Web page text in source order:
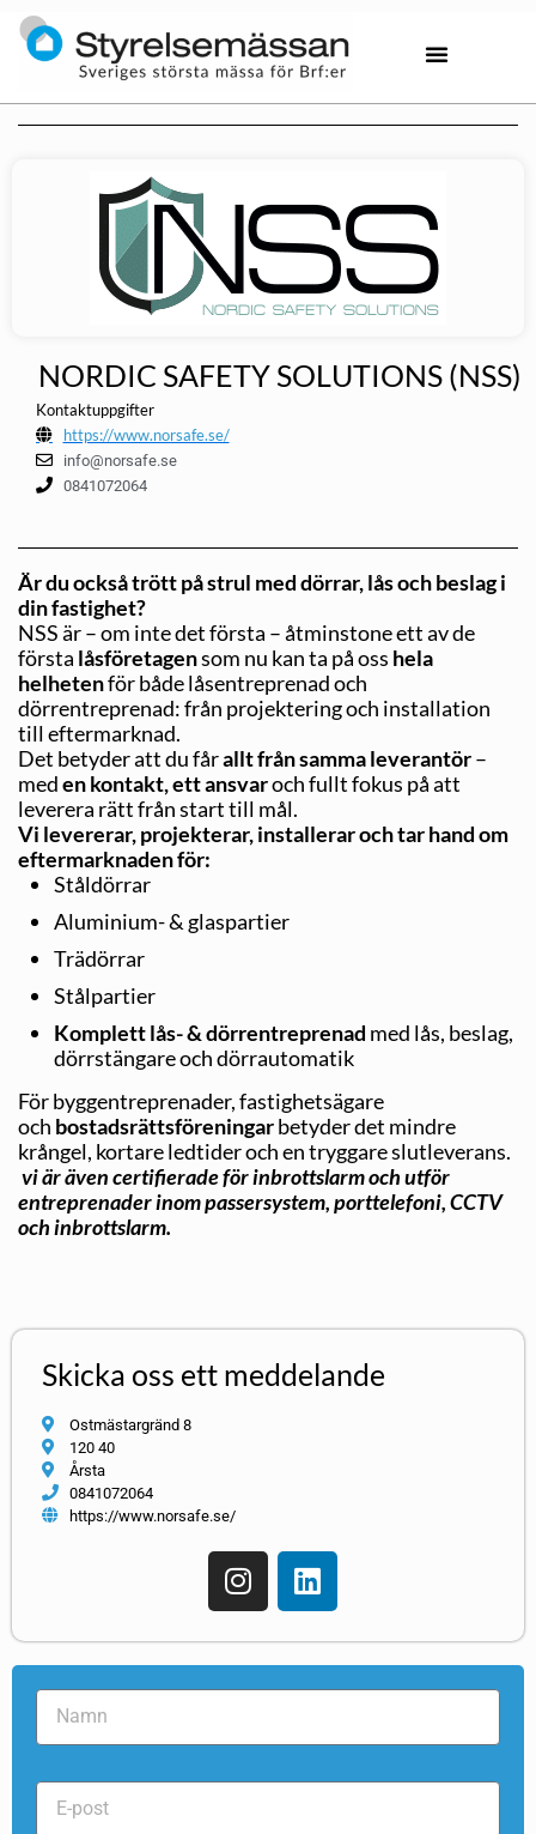
NORDIC SAFETY SOLUTIONS (NSS)
Kontaktuppgifter
https://www.norsafe.se/
info@norsafe.se
0841072064
Är du också trött på strul med dörrar, lås och beslag i
din fastighet?
NSS är – om inte det första – åtminstone ett av de
första låsföretagensom nu kan ta på oss hela
helhetenför både låsentreprenad och
dörrentreprenad: från projektering och installation
till eftermarknad.
Det betyder att du fårallt från samma leverantör–
meden kontakt, ett ansvaroch fullt fokus på att
leverera rätt från start till mål.
Vi levererar, projekterar, installerar och tar hand om
eftermarknaden för:
Ståldörrar
Aluminium- & glaspartier
Trädörrar
Stålpartier
Komplett lås- & dörrentreprenad med lås, beslag,
dörrstängare och dörrautomatik
För byggentreprenader, fastighetsägare
och bostadsrättsföreningarbetyder det mindre
krångel, kortare ledtider och en tryggare slutleverans.
vi är även certifierade för inbrottslarm och utför
entreprenader inom passersystem, porttelefoni, CCTV
och inbrottslarm.
Skicka oss ett meddelande
Ostmästargränd 8
120 40
Årsta
0841072064
https://www.norsafe.se/